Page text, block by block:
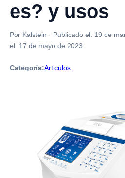
es? y usos
Por Kalstein · Publicado el: 19 de
el: 17 de mayo de 2023
Categoría:Articulos